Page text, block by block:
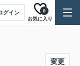
グイン
お気に入り
0
変更